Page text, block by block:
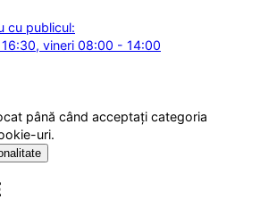
cu publicul:
vineri 08:00 - 14:00
până când acceptați categoria
uri.